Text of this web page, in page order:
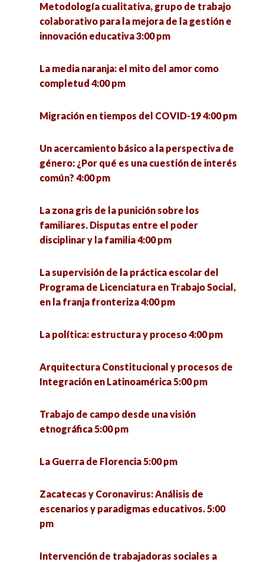
Ética, política y argumentación 5:00 pm
pandemia 5:00 pm
Reflexiones Marginales 5:00 pm
Experiencias docentes y políticas educativas en
el contexto de la pandemia 5:00 pm
autocratización 5:00 pm
Desafíos y oportunidades para integrar la
México 5:00 pm
Educación ambiental crítica. Una mirada desde
ciencias sociales? 5:00 pm
desafíos urbanos. Riesgos, cultura y
participación para el desarrollo sostenible 6:00
Metodología cualitativa, grupo de trabajo
colaborativo para la mejora de la gestión e
innovación educativa 3:00 pm
La media naranja: el mito del amor como
completud 4:00 pm
Migración en tiempos del COVID-19 4:00 pm
Un acercamiento básico a la perspectiva de
género: ¿Por qué es una cuestión de interés
común? 4:00 pm
La zona gris de la punición sobre los
familiares. Disputas entre el poder
disciplinar y la familia 4:00 pm
La supervisión de la práctica escolar del
Programa de Licenciatura en Trabajo Social,
en la franja fronteriza 4:00 pm
La política: estructura y proceso 4:00 pm
Arquitectura Constitucional y procesos de
Integración en Latinoamérica 5:00 pm
Trabajo de campo desde una visión
etnográfica 5:00 pm
La Guerra de Florencia 5:00 pm
Zacatecas y Coronavirus: Análisis de
escenarios y paradigmas educativos. 5:00
pm
Intervención de trabajadoras sociales a